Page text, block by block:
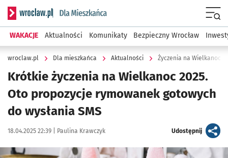
Serwis informacyjny wroclaw.pl podserwis: Dla mieszkańca
WAKACJE Aktualności Komunikaty Bezpieczny Wrocław
wroclaw.pl Dla mieszkańca Aktualności Życzenia na Wielkanoc
Krótkie życzenia na Wielkanoc 2025.
Oto propozycje rymowanek gotowych
do wysłania SMS
Data publikacji:
18.04.2025 22:39 | Autor:
Paulina Krawczyk Udostępnijartykuł
Kliknij, aby powiększyć